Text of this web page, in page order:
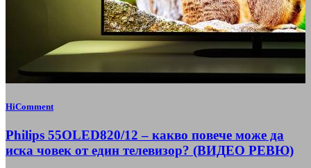
HiComment
Philips 55OLED820/12 – какво повече може да
иска човек от един телевизор? (ВИДЕО РЕВЮ)